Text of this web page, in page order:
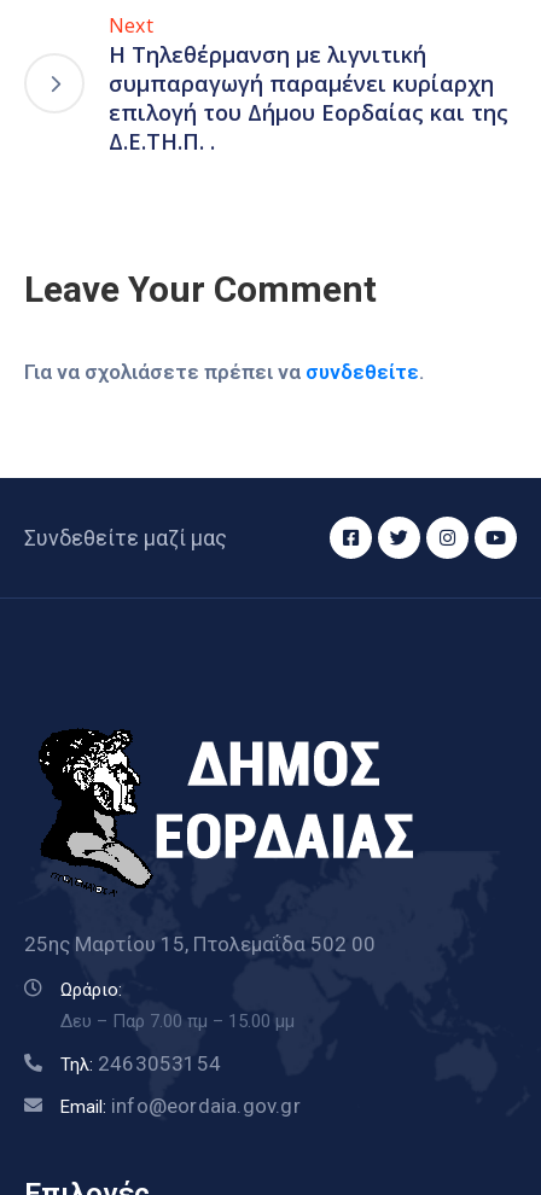
Next
Η Τηλεθέρμανση με λιγνιτική
συμπαραγωγή παραμένει κυρίαρχη
επιλογή του Δήμου Εορδαίας και της
Δ.Ε.ΤΗ.Π. .
Leave Your Comment
Για να σχολιάσετε πρέπει να συνδεθείτε.
Συνδεθείτε μαζί μας
25ης Μαρτίου 15, Πτολεμαΐδα 502 00
Ωράριο:
Δευ – Παρ 7.00 πμ – 15.00 μμ
Τηλ: 2463053154
Email: info@eordaia.gov.gr